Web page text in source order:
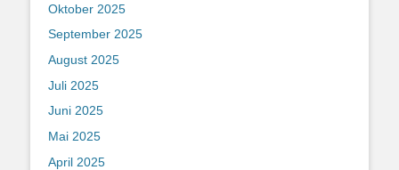
Oktober 2025
September 2025
August 2025
Juli 2025
Juni 2025
Mai 2025
April 2025